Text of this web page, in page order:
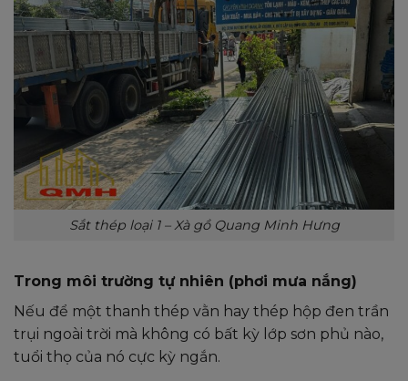
Sắt thép loại 1 – Xà gồ Quang Minh Hưng
Trong môi trường tự nhiên (phơi mưa nắng)
Nếu để một thanh thép vằn hay thép hộp đen trần
trụi ngoài trời mà không có bất kỳ lớp sơn phủ nào,
tuổi thọ của nó cực kỳ ngắn.